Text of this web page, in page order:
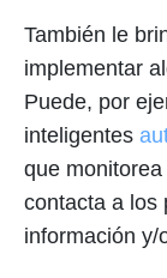
También le
implementar
Puede, por
inteligentes
que
contacta a los
información y/